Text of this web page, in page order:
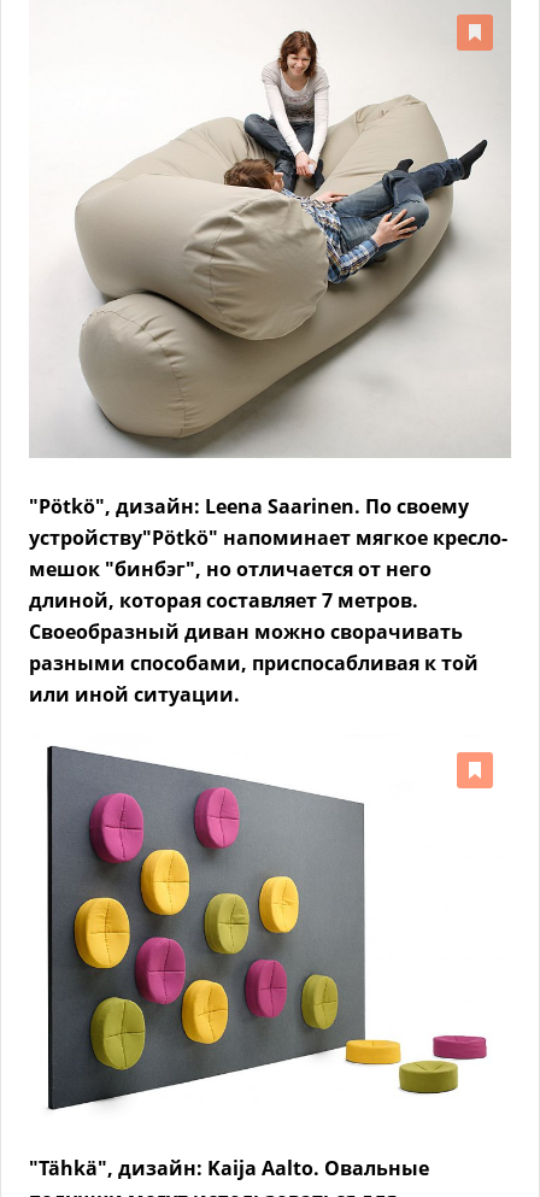
"Pötkö", дизайн: Leena Saarinen. По своему
устройству"Pötkö" напоминает мягкое кресло-
мешок "бинбэг", но отличается от него
длиной, которая составляет 7 метров.
Своеобразный диван можно сворачивать
разными способами, приспосабливая к той
или иной ситуации.
"Tähkä", дизайн: Kaija Aalto. Овальные